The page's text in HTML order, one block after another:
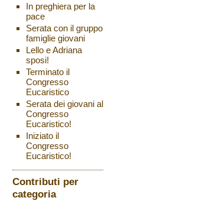
In preghiera per la
pace
Serata con il gruppo
famiglie giovani
Lello e Adriana
sposi!
Terminato il
Congresso
Eucaristico
Serata dei giovani al
Congresso
Eucaristico!
Iniziato il
Congresso
Eucaristico!
Contributi per
categoria